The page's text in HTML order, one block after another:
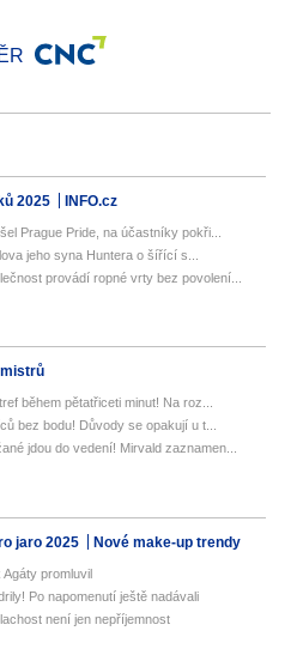
2025 INFO.cz
Prague Pride, na účastníky pokři...
jeho syna Huntera o šířící s...
provádí ropné vrty bez povolení...
mistrů
během pětatřiceti minut! Na roz...
bez bodu! Důvody se opakují u t...
jdou do vedení! Mirvald zaznamen...
jaro 2025 Nové make-up trendy
promluvil
Po napomenutí ještě nadávali
není jen nepříjemnost